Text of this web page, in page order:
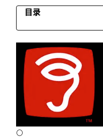
目录
历史
安装
参考
🌕